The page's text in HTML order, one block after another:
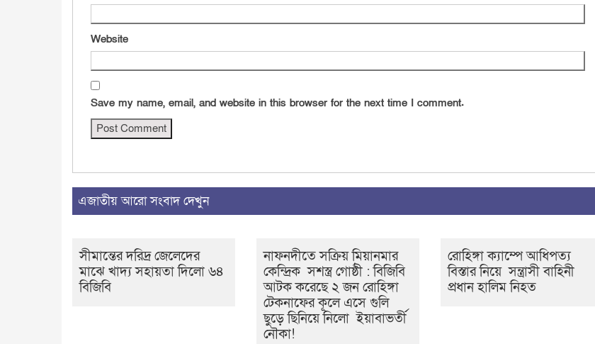
Website
Save my name, email, and website in this browser for the next time I comment.
এজাতীয় আরো সংবাদ দেখুন
সীমান্তের দরিদ্র জেলেদের
মাঝে খাদ্য সহায়তা দিলো ৬৪
বিজিবি
নাফনদীতে সক্রিয় মিয়ানমার
কেন্দ্রিক সশস্ত্র গোষ্ঠী : বিজিবি
আটক করেছে ২ জন রোহিঙ্গা
টেকনাফের কূলে এসে গুলি
ছুড়ে ছিনিয়ে নিলো ইয়াবাভর্তী
নৌকা!
রোহিঙ্গা ক্যাম্পে আধিপত্য
বিস্তার নিয়ে সন্ত্রাসী বাহিনী
প্রধান হালিম নিহত